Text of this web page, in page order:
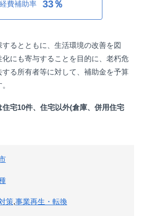
経費補助率 33％
るとともに、生活環境の改善を図
化にも寄与することを目的に、老朽危
る所有者等に対して、補助金を予算
宅10件、住宅以外(倉庫、併用住宅
策,事業再生・転換